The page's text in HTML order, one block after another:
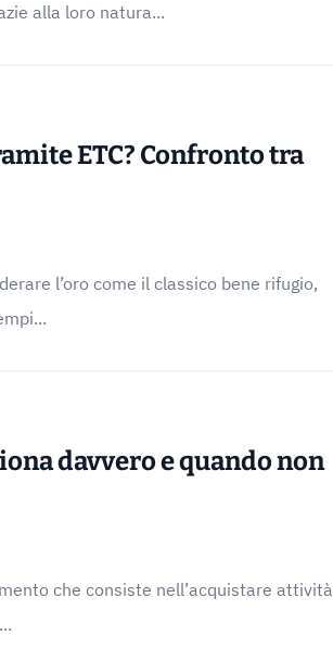
alla loro natura...
ETC? Confronto tra
l’oro come il classico bene rifugio,
davvero e quando non
che consiste nell’acquistare attività